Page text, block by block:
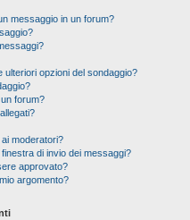
messaggio in un forum?
ulteriori opzioni del sondaggio?
forum?
moderatori?
finestra di invio dei messaggi?
approvato?
argomento?